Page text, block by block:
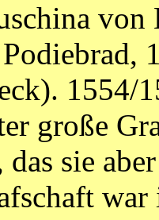
1554/
große
sie